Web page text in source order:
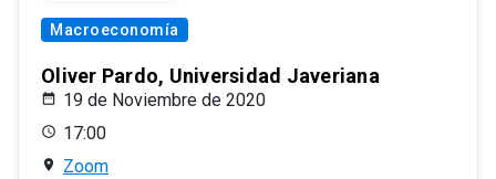
Macroeconomía
Oliver Pardo, Universidad Javeriana
19 de Noviembre de 2020
17:00
Zoom